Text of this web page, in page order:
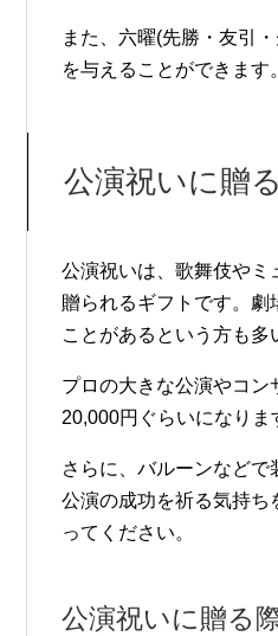
また、六曜(先勝・友引
を与えることができます。
公演祝いに贈
公演祝いは、歌舞伎やミ
贈られるギフトです。劇
ことがあるという方も多
プロの大きな公演やコ
20,000円ぐらいになりま
さらに、バルーンなどで
公演の成功を祈る気持ち
ってください。
公演祝いに贈る